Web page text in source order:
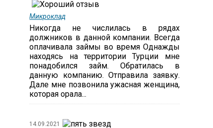
Микроклад
Никогда не числилась в рядах
должников в данной компании. Всегда
оплачивала займы во время Однажды
находясь на территории Турции мне
понадобился займ. Обратилась в
данную компанию. Отправила заявку.
Дале мне позвонила ужасная женщина,
которая орала...
14.09.2021